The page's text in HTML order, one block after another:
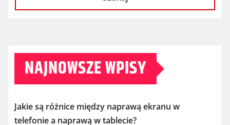
NAJNOWSZE WPISY
Jakie są różnice między naprawą ekranu w
telefonie a naprawą w tablecie?